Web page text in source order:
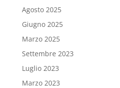
Agosto 2025
Giugno 2025
Marzo 2025
Settembre 2023
Luglio 2023
Marzo 2023